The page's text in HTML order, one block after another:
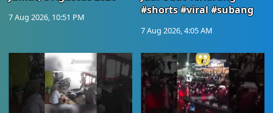
7 Aug 2026, 10:51 PM
#shorts #viral #subang
7 Aug 2026, 4:05 AM